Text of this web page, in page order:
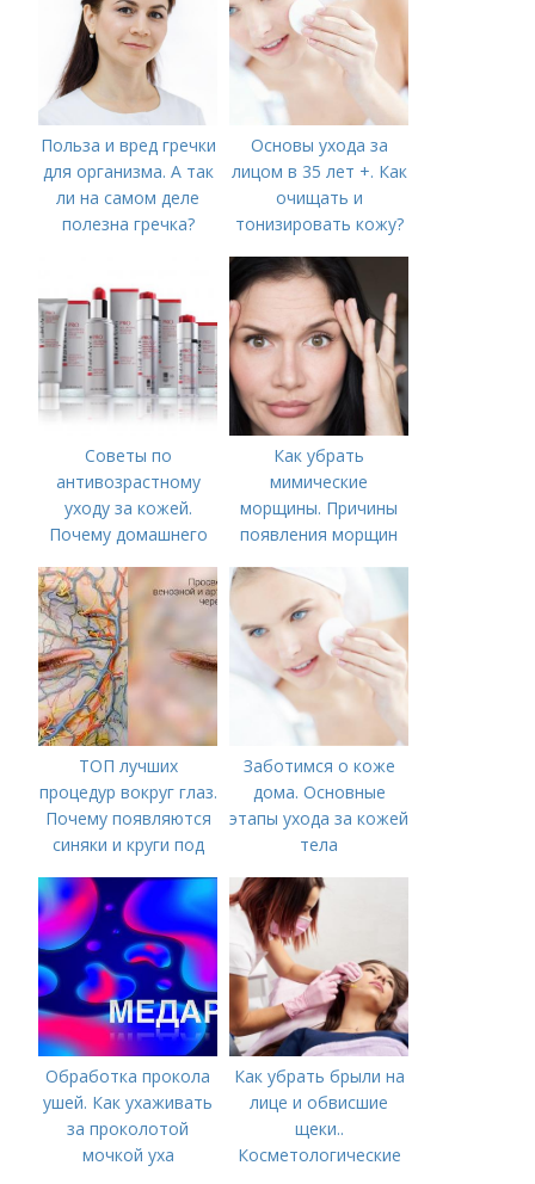
Польза и вред гречки
для организма. А так
ли на самом деле
полезна гречка?
Основы ухода за
лицом в 35 лет +. Как
очищать и
тонизировать кожу?
Советы по
антивозрастному
уходу за кожей.
Почему домашнего
Как убрать
мимические
морщины. Причины
появления морщин
ТОП лучших
процедур вокруг глаз.
Почему появляются
синяки и круги под
Заботимся о коже
дома. Основные
этапы ухода за кожей
тела
Обработка прокола
ушей. Как ухаживать
за проколотой
мочкой уха
Как убрать брыли на
лице и обвисшие
щеки..
Косметологические